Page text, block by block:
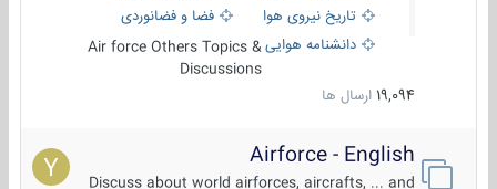
تاریخ نیروی هوایی
فضا و فضانوردی
دانشنامه هواییAir force Others Topics &
Discussions
19,094 ارسال ها
Airforce - English
Discuss about world airforces, aircrafts, ... and
15
مهر